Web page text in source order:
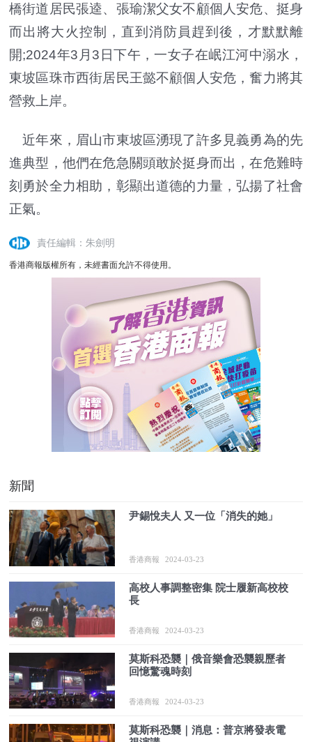
橋街道居民張逵、張瑜潔父女不顧個人安危、挺身
而出將大火控制，直到消防員趕到後，才默默離
開;2024年3月3日下午，一女子在岷江河中溺水，
東坡區珠市西街居民王懿不顧個人安危，奮力將其
營救上岸。
近年來，眉山市東坡區湧現了許多見義勇為的先
進典型，他們在危急關頭敢於挺身而出，在危難時
刻勇於全力相助，彰顯出道德的力量，弘揚了社會
正氣。
責任編輯：朱劍明
香港商報版權所有，未經書面允許不得使用。
新聞
尹錫悅夫人 又一位「消失的她」
香港商報 2024-03-23
高校人事調整密集 院士履新高校校
長
香港商報 2024-03-23
莫斯科恐襲｜俄音樂會恐襲親歷者
回憶驚魂時刻
香港商報 2024-03-23
莫斯科恐襲｜消息：普京將發表電